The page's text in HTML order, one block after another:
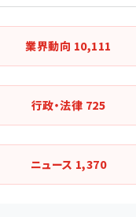
業界動向 10,111
行政・法律 725
ニュース 1,370